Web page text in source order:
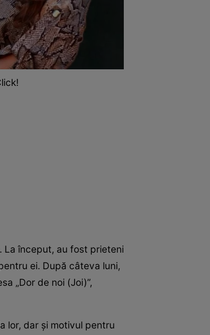
La început, au fost prieteni
ei. După câteva luni,
„Dor de noi (Joi)”,
lor, dar și motivul pentru